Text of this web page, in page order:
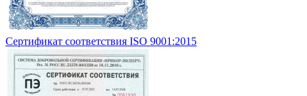
Сертификат соответствия ISO 9001:2015